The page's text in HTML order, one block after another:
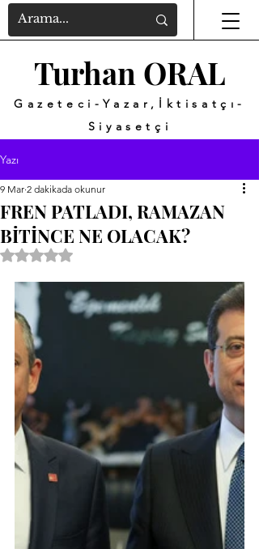
Turhan ORAL
Gazeteci-Yazar,İktisatçı-
Siyasetçi
Yazı
FREN PATLADI, RAMAZAN
BİTİNCE NE OLACAK?
9 Mar 2 dakikada okunur
5 üzerinden NaN yıldız